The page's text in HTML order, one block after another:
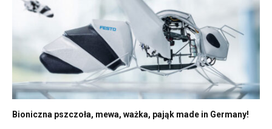
Bioniczna pszczoła, mewa, ważka, pająk made in Germany!